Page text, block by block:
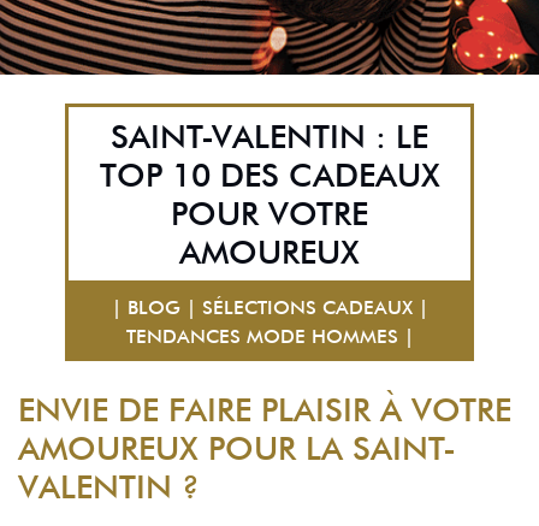
SAINT-VALENTIN : LE
TOP 10 DES CADEAUX
POUR VOTRE
AMOUREUX
| BLOG | SÉLECTIONS CADEAUX |
TENDANCES MODE HOMMES |
ENVIE DE FAIRE PLAISIR À VOTRE
AMOUREUX POUR LA SAINT-
VALENTIN ?